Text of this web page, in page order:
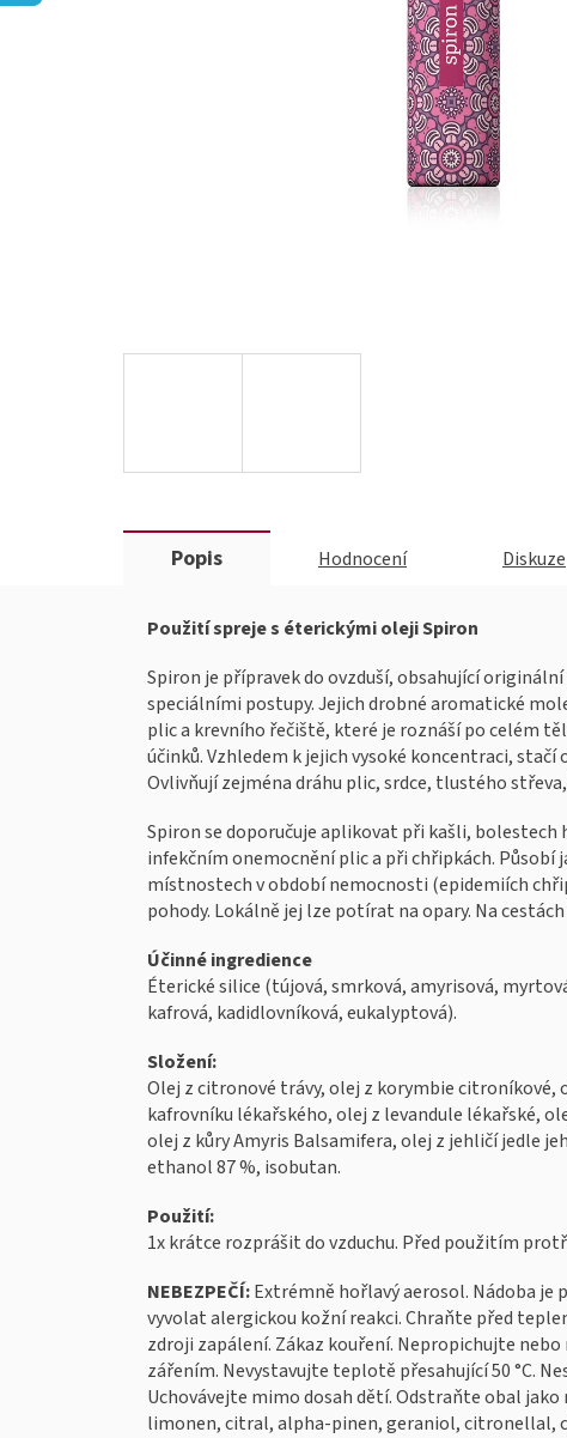
Popis Hodnocení Diskuze
Použití spreje s éterickými oleji Spiron
Spiron je přípravek do ovzduší, obsahující
speciálními postupy. Jejich drobné aromatické
plic a krevního řečiště, které je roznáší po celém
účinků. Vzhledem k jejich vysoké koncentraci,
Ovlivňují zejména dráhu plic, srdce, tlustého
Spiron se doporučuje aplikovat při kašli, bolestech
infekčním onemocnění plic a při chřipkách. Působí
místnostech v období nemocnosti (epidemiích
pohody. Lokálně jej lze potírat na opary. Na
Účinné ingredience
Éterické silice (tújová, smrková, amyrisová,
kafrová, kadidlovníková, eukalyptová).
Složení:
Olej z citronové trávy, olej z korymbie citroníkové,
kafrovníku lékařského, olej z levandule lékařské,
olej z kůry Amyris Balsamifera, olej z jehličí jedle
ethanol 87 %, isobutan.
Použití:
1x krátce rozprášit do vzduchu. Před použitím
NEBEZPEČÍ:Extrémně hořlavý aerosol. Nádoba
vyvolat alergickou kožní reakci. Chraňte před
zdroji zapálení. Zákaz kouření. Nepropichujte
zářením. Nevystavujte teplotě přesahující 50 °C.
Uchovávejte mimo dosah dětí. Odstraňte obal
limonen, citral, alpha-pinen, geraniol, citronellal,